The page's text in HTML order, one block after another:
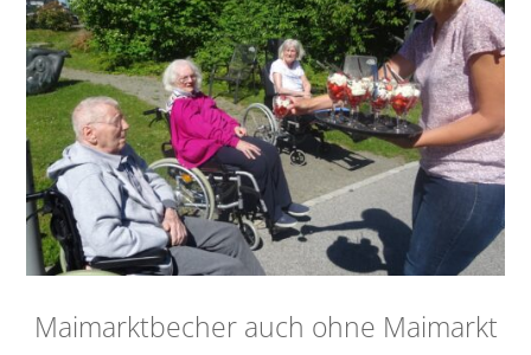
Maimarktbecher auch ohne Maimarkt